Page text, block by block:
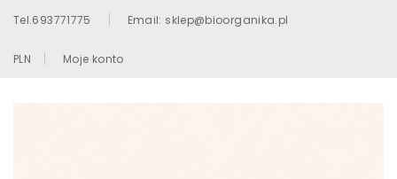
Tel.693771775 Email: sklep@bioorganika.pl
PLN Moje konto